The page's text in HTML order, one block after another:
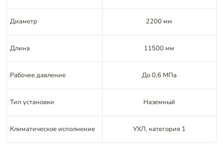
Диаметр 2200 мм
Длина 11500 мм
Рабочее давление До 0,6 МПа
Тип установки Наземный
Климатическое исполнение УХЛ, категория 1